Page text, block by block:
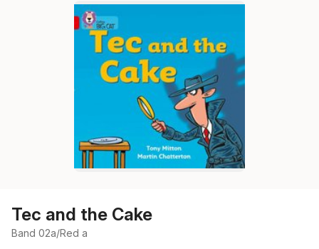
Tec and the Cake
Band 02a/Red a